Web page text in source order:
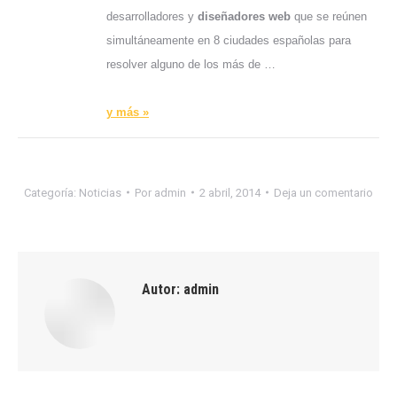
desarrolladores y diseñadores web que se reúnen
simultáneamente en 8 ciudades españolas para
resolver alguno de los más de …
y más »
Categoría: Noticias Por admin 2 abril, 2014 Deja un comentario
Autor: admin